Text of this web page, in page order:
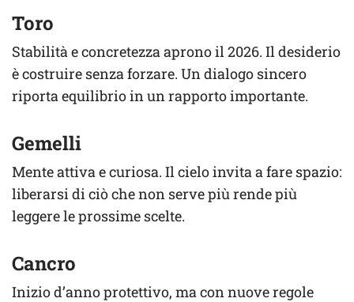
Toro
Stabilità e concretezza aprono il 2026. Il desiderio
è costruire senza forzare. Un dialogo sincero
riporta equilibrio in un rapporto importante.
Gemelli
Mente attiva e curiosa. Il cielo invita a fare spazio:
liberarsi di ciò che non serve più rende più
leggere le prossime scelte.
Cancro
Inizio d’anno protettivo, ma con nuove regole